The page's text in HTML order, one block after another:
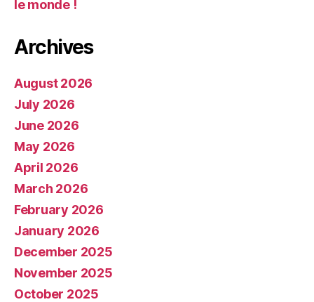
le monde !
Archives
August 2026
July 2026
June 2026
May 2026
April 2026
March 2026
February 2026
January 2026
December 2025
November 2025
October 2025